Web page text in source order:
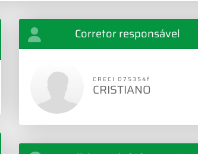
Corretor responsável
CRECI 075354f
CRISTIANO